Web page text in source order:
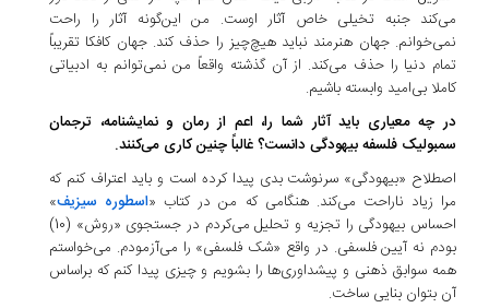
می‌کند جنبه تخیلی خاص آثار اوست. من این‌گونه آثار را راحت
نمی‌خوانم. جهان هنرمند نباید هیچ‌چیز را حذف کند. جهان کافکا تقریباً
تمام دنیا را حذف می‌کند. از آن گذشته واقعاً من نمی‌توانم به ادبیاتی
کاملا بی‌امید وابسته باشیم.
در چه معیاری باید آثار شما را، اعم از رمان و نمایشنامه، ترجمان
سمبولیک فلسفه بیهودگی دانست؟ غالباً چنین کاری می‌کنند.
اصطلاح «بیهودگی» سرنوشت بدی پیدا کرده است و باید اعتراف کنم که
مرا زیاد ناراحت می‌کند. هنگامی که من در کتاب «اسطوره سیزیف»
احساس بیهودگی را تجزیه و تحلیل می‌کردم در جستجوی «روش» (10)
بودم نه آیین فلسفی. در واقع «شک فلسفی» را می‌آزمودم. می‌خواستم
همه سوابق ذهنی و پیشداوری‌ها را بشویم و چیزی پیدا کنم که براساس
آن بتوان بنایی ساخت.